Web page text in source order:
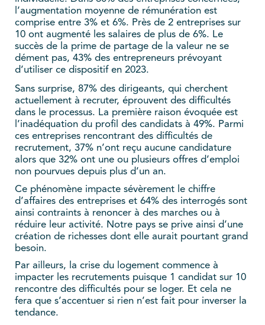
l’augmentation moyenne de rémunération est
comprise entre 3% et 6%. Près de 2 entreprises sur
10 ont augmenté les salaires de plus de 6%. Le
succès de la prime de partage de la valeur ne se
dément pas, 43% des entrepreneurs prévoyant
d’utiliser ce dispositif en 2023.
Sans surprise, 87% des dirigeants, qui cherchent
actuellement à recruter, éprouvent des difficultés
dans le processus. La première raison évoquée est
l’inadéquation du profil des candidats à 49%. Parmi
ces entreprises rencontrant des difficultés de
recrutement, 37% n’ont reçu aucune candidature
alors que 32% ont une ou plusieurs offres d’emploi
non pourvues depuis plus d’un an.
Ce phénomène impacte sévèrement le chiffre
d’affaires des entreprises et 64% des interrogés sont
ainsi contraints à renoncer à des marches ou à
réduire leur activité. Notre pays se prive ainsi d’une
création de richesses dont elle aurait pourtant grand
besoin.
Par ailleurs, la crise du logement commence à
impacter les recrutements puisque 1 candidat sur 10
rencontre des difficultés pour se loger. Et cela ne
fera que s’accentuer si rien n’est fait pour inverser la
tendance.